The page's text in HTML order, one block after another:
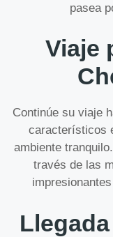
pasea
Viaje
Continúe su viaje
característicos
ambiente
través de las